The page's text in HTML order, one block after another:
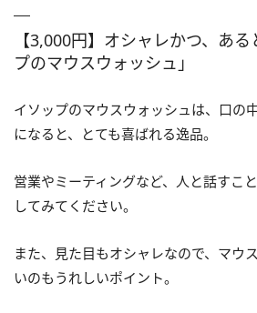
【3,000円】オシャレかつ、あ
プのマウスウォッシュ」
イソップのマウスウォッシュは、口の
になると、とても喜ばれる逸品。
営業やミーティングなど、人と話すこ
してみてください。
また、見た目もオシャレなので、マウ
いのもうれしいポイント。